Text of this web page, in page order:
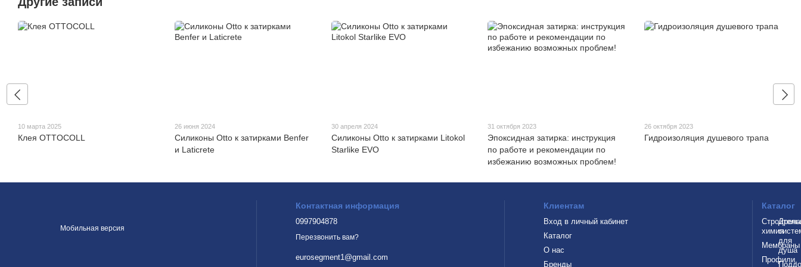
10 марта 2025
Клея OTTOCOLL
26 июня 2024
Силиконы Otto к затирками Benfer
и Laticrete
30 апреля 2024
Силиконы Otto к затирками Litokol
Starlike EVO
31 октября 2023
Эпоксидная затирка: инструкция
по работе и рекомендации по
избежанию возможных проблем!
26 октября 2023
Гидроизоляция душевого трапа
Мобильная версия
Контактная информация
0997904878
Перезвонить вам?
eurosegment1@gmail.com
Клиентам
Вход в личный кабинет
Каталог
О нас
Бренды
Каталог
химия
Мембраны
Профили,
для
душа